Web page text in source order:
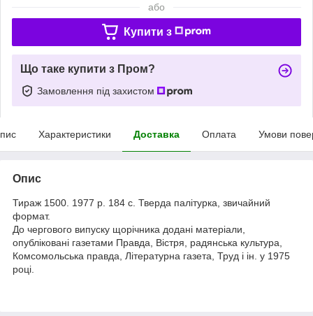
або
Купити з
Що таке купити з Пром?
Замовлення під захистом
Характеристики Доставка Оплата Умови
Опис
Тираж 1500. 1977 р. 184 с. Тверда палітурка, звичайний
формат.
До чергового випуску щорічника додані матеріали,
опубліковані газетами Правда, Вістря, радянська культура,
Комсомольська правда, Літературна газета, Труд і ін. у 1975
році.